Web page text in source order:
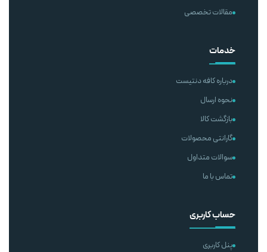
مقالات تخصصی
خدمات
درباره کافه دنتیست
نحوه ارسال
بازگشت کالا
گارانتی محصولات
سوالات متداول
تماس با ما
حساب کاربری
پنل کاربری